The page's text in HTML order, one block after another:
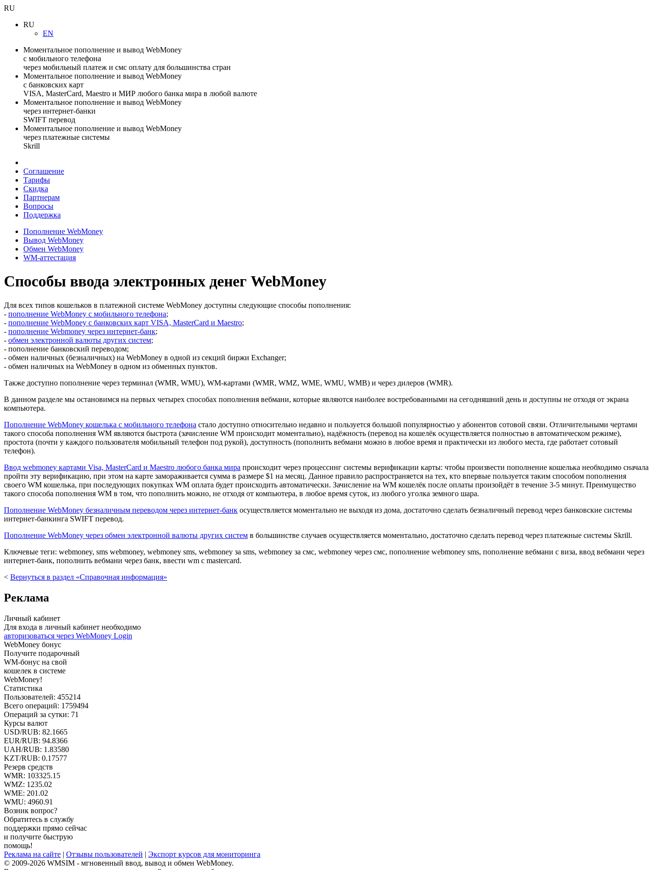
RU
RU
EN
Моментальное пополнение и вывод WebMoney
с мобильного телефона
через мобильный платеж и смс оплату для большинства стран
Моментальное пополнение и вывод WebMoney
с банковских карт
VISA, MasterCard, Maestro и МИР любого банка мира в любой валюте
Моментальное пополнение и вывод WebMoney
через интернет-банки
SWIFT перевод
Моментальное пополнение и вывод WebMoney
через платежные системы
Skrill
Соглашение
Тарифы
Скидка
Партнерам
Вопросы
Поддержка
Пополнение WebMoney
Вывод WebMoney
Обмен WebMoney
WM-аттестация
Способы ввода электронных денег WebMoney
Для всех типов кошельков в платежной системе WebMoney доступны следующие способы пополнения:
- пополнение WebMoney с мобильного телефона;
- пополнение WebMoney с банковских карт VISA, MasterCard и Maestro;
- пополнение Webmoney через интернет-банк;
- обмен электронной валюты других систем;
- пополнение банковский переводом;
- обмен наличных (безналичных) на WebMoney в одной из секций биржи Exchanger;
- обмен наличных на WebMoney в одном из обменных пунктов.
Также доступно пополнение через терминал (WMR, WMU), WM-картами (WMR, WMZ, WME, WMU, WMB) и через дилеров (WMR).
В данном разделе мы остановимся на первых четырех способах пополнения вебмани, которые являются наиболее востребованными на сегодняшний день и доступны не отходя от экрана
компьютера.
Пополнение WebMoney кошелька с мобильного телефона стало доступно относительно недавно и пользуется большой популярностью у абонентов сотовой связи. Отличительными чертами
такого способа пополнения WM являются быстрота (зачисление WM происходит моментально), надёжность (перевод на кошелёк осуществляется полностью в автоматическом режиме),
простота (почти у каждого пользователя мобильный телефон под рукой), доступность (пополнить вебмани можно в любое время и практически из любого места, где работает сотовый
телефон).
Ввод webmoney картами Visa, MasterCard и Maestro любого банка мира происходит через процессинг системы верификации карты: чтобы произвести пополнение кошелька необходимо сначала
пройти эту верификацию, при этом на карте замораживается сумма в размере $1 на месяц. Данное правило распространяется на тех, кто впервые пользуется таким способом пополнения
своего WM кошелька, при последующих покупках WM оплата будет происходить автоматически. Зачисление на WM кошелёк после оплаты произойдёт в течение 3-5 минут. Преимущество
такого способа пополнения WM в том, что пополнить можно, не отходя от компьютера, в любое время суток, из любого уголка земного шара.
Пополнение WebMoney безналичным переводом через интернет-банк осуществляется моментально не выходя из дома, достаточно сделать безналичный перевод через банковские системы
интернет-банкинга SWIFT перевод.
Пополнение WebMoney через обмен электронной валюты других систем в большинстве случаев осуществляется моментально, достаточно сделать перевод через платежные системы Skrill.
Ключевые теги: webmoney, sms webmoney, webmoney sms, webmoney за sms, webmoney за смс, webmoney через смс, пополнение webmoney sms, пополнение вебмани с виза, ввод вебмани через
интернет-банк, пополнить вебмани через банк, ввести wm с mastercard.
< Вернуться в раздел «Справочная информация»
Реклама
Личный кабинет
Для входа в личный кабинет необходимо
авторизоваться через WebMoney Login
WebMoney бонус
Получите подарочный
WM-бонус на свой
кошелек в системе
WebMoney!
Статистика
Пользователей: 455214
Всего операций: 1759494
Операций за сутки: 71
Курсы валют
USD/RUB: 82.1665
EUR/RUB: 94.8366
UAH/RUB: 1.83580
KZT/RUB: 0.17577
Резерв средств
WMR: 103325.15
WMZ: 1235.02
WME: 201.02
WMU: 4960.91
Возник вопрос?
Обратитесь в службу
поддержки прямо сейчас
и получите быструю
помощь!
Реклама на сайте | Отзывы пользователей | Экспорт курсов для мониторинга
© 2009-2026 WMSIM - мгновенный ввод, вывод и обмен WebMoney.